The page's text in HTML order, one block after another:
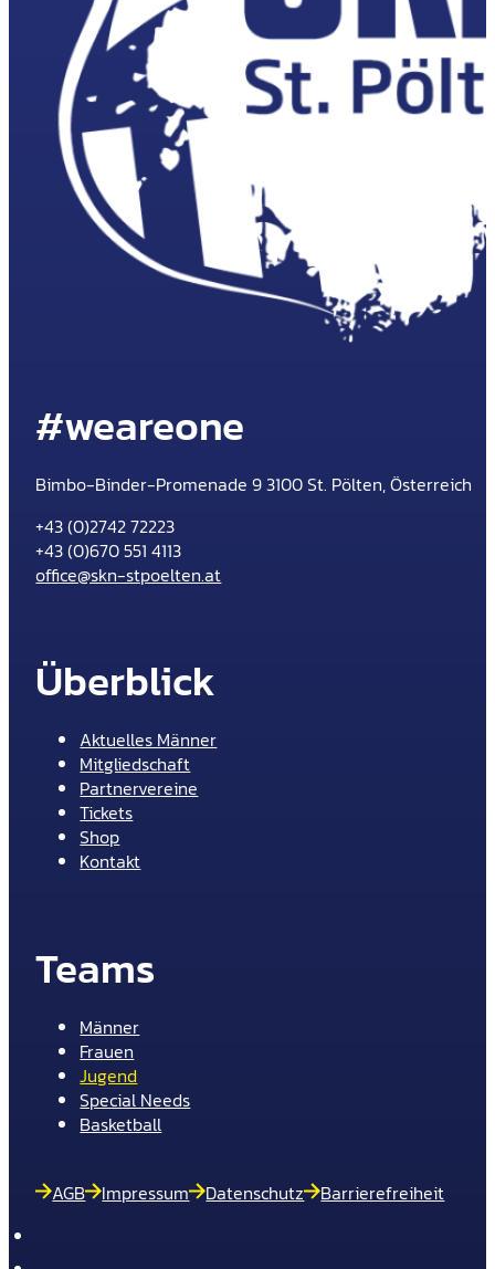
#weareone
Bimbo-Binder-Promenade 9 3100 St. Pölten, Österreich
+43 (0)2742 72223
+43 (0)670 551 4113
office@skn-stpoelten.at
Überblick
Aktuelles Männer
Mitgliedschaft
Partnervereine
Tickets
Shop
Kontakt
Teams
Männer
Frauen
Jugend
Special Needs
Basketball
AGB Impressum Datenschutz Barrierefreiheit